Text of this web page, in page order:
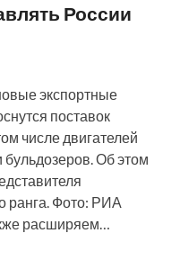
России
экспортные
поставок
числе двигателей
Об этом
ранга. Фото: РИА
расширяем…